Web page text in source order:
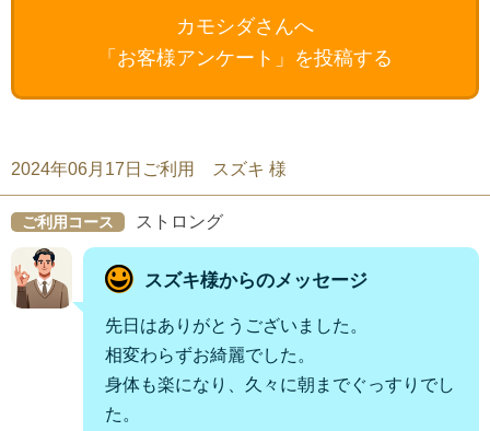
カモシダさんへ
「お客様アンケート」を投稿する
2024年06月17日ご利用 スズキ 様
ご利用コース ストロング
スズキ様からのメッセージ
先日はありがとうございました。
相変わらずお綺麗でした。
身体も楽になり、久々に朝までぐっすりでし
た。